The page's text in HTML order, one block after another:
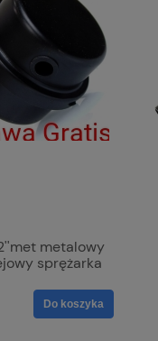
metalowy
sprężarka
Do koszyka